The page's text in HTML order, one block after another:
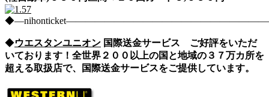
◆ウエスタンユニオン 国際送金サービス ご好評をいただ
いております！全世界２００以上の国と地域の３７万カ所を
超える取扱店で、国際送金サービスをご提供しています。